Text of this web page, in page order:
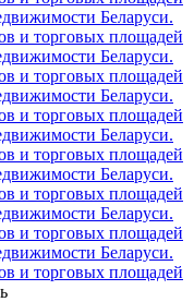
Беларуси.
и торговых площадей
Беларуси.
и торговых площадей
Беларуси.
и торговых площадей
Беларуси.
и торговых площадей
Беларуси.
и торговых площадей
Беларуси.
и торговых площадей
Беларуси.
и торговых площадей